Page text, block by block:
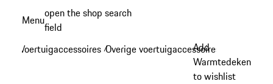
hoofdinhoud
Menuopen the shop search
field
Voertuigaccessoires /Overige voertuigaccessoires
Add
Warmtedeken
to wishlist